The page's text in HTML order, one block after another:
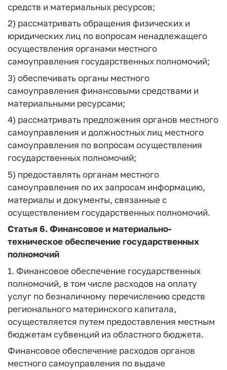
средств и материальных ресурсов;
2) рассматривать обращения физических и
юридических лиц по вопросам ненадлежащего
осуществления органами местного
самоуправления государственных полномочий;
3) обеспечивать органы местного
самоуправления финансовыми средствами и
материальными ресурсами;
4) рассматривать предложения органов местного
самоуправления и должностных лиц местного
самоуправления по вопросам осуществления
государственных полномочий;
5) предоставлять органам местного
самоуправления по их запросам информацию,
материалы и документы, связанные с
осуществлением государственных полномочий.
Статья 6. Финансовое и материально-
техническое обеспечение государственных
полномочий
1. Финансовое обеспечение государственных
полномочий, в том числе расходов на оплату
услуг по безналичному перечислению средств
регионального материнского капитала,
осуществляется путем предоставления местным
бюджетам субвенций из областного бюджета.
Финансовое обеспечение расходов органов
местного самоуправления по выдаче